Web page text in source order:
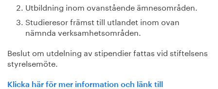
Utbildning inom ovanstående ämnesområden.
Studieresor främst till utlandet inom ovan
nämnda verksamhetsområden.
Beslut om utdelning av stipendier fattas vid stiftelsens
styrelsemöte.
Klicka här för mer information och länk till